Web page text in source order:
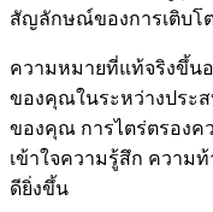
สัญลักษณ์ของการเติบโ
ความหมายที่แท้จริงขึ้น
ของคุณในระหว่างประ
ของคุณ การไตร่ตรอง
เข้าใจความรู้สึก ความ
ดียิ่งขึ้น